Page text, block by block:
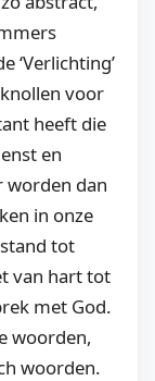
‘Verlichting’
voor
heeft die
en
worden dan
in onze
tot
van hart tot
met God.
woorden,
woorden.